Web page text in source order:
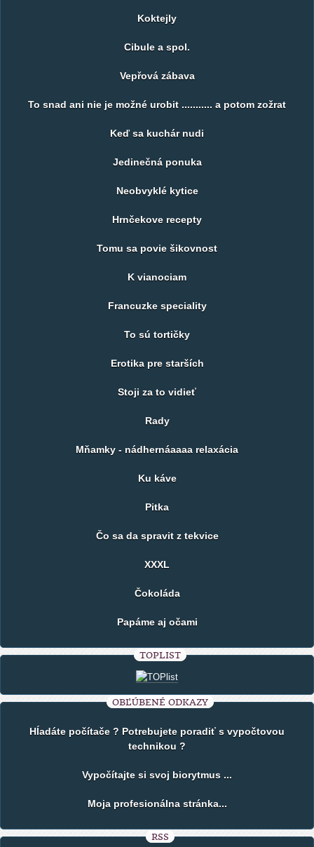
Koktejly
Cibule a spol.
Vepřová zábava
To snad ani nie je možné urobit ........... a potom zožrat
Keď sa kuchár nudi
Jedinečná ponuka
Neobvyklé kytice
Hrnčekove recepty
Tomu sa povie šikovnost
K vianociam
Francuzke speciality
To sú tortičky
Erotika pre starších
Stoji za to vidieť
Rady
Mňamky - nádhernáaaaa relaxácia
Ku káve
Pitka
Čo sa da spravit z tekvice
XXXL
Čokoláda
Papáme aj očami
TOPLIST
OBĽÚBENÉ ODKAZY
Hĺadáte počítače ? Potrebujete poradiť s vypočtovou
technikou ?
Vypočítajte si svoj biorytmus ...
Moja profesionálna stránka...
RSS